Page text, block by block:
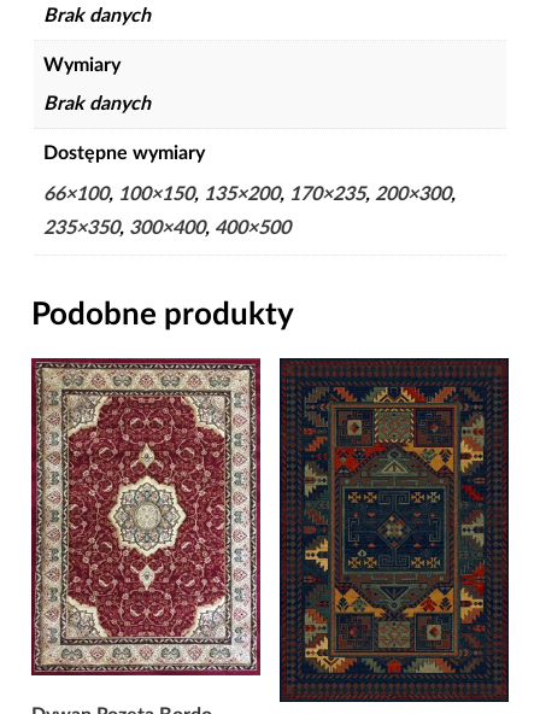
Brak danych
Wymiary
Brak danych
Dostępne wymiary
66×100, 100×150, 135×200, 170×235, 200×300,
235×350, 300×400, 400×500
Podobne produkty